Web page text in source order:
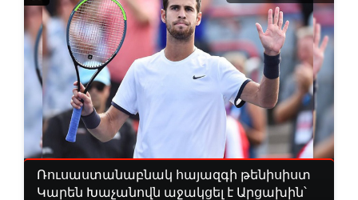
Ռուսաստանաբնակ հայազգի թենիսիստ
Կարեն Խաչանովն աջակցել է Արցախին՝